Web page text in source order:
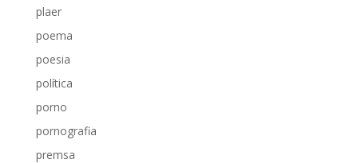
plaer
poema
poesia
política
porno
pornografia
premsa